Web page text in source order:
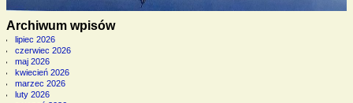
Archiwum wpisów
lipiec 2026
czerwiec 2026
maj 2026
kwiecień 2026
marzec 2026
luty 2026